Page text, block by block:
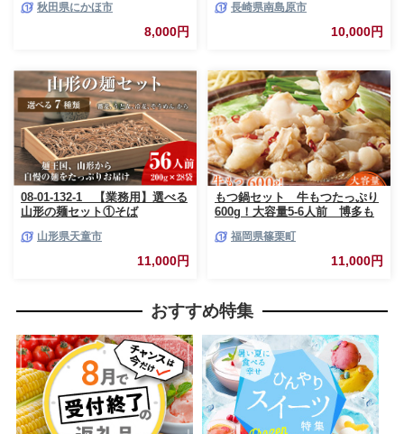
秋田県にかほ市
8,000円
素麺 そうめん 手延べそうめん
素麺 乾麺 麺 そうめん 島原そう
めん そうめん ソーメン ソーメ
島原市 / ながいけ[SCH020]
長崎県南島原市
10,000円
08-01-132-1 【業務用】選べる
山形の麺セット①そば
山形県天童市
11,000円
もつ鍋セット 牛もつたっぷり
600g！大容量5-6人前 博多も
町本社 AZ039
福岡県篠栗町
11,000円
おすすめ特集